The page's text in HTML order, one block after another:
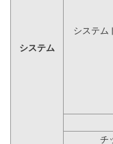
システム
システム
チ